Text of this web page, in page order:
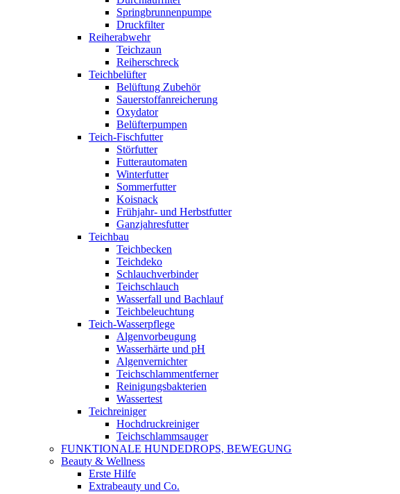
Springbrunnenpumpe
Druckfilter
Reiherabwehr
Teichzaun
Reiherschreck
Teichbelüfter
Belüftung Zubehör
Sauerstoffanreicherung
Oxydator
Belüfterpumpen
Teich-Fischfutter
Störfutter
Futterautomaten
Winterfutter
Sommerfutter
Koisnack
Frühjahr- und Herbstfutter
Ganzjahresfutter
Teichbau
Teichbecken
Teichdeko
Schlauchverbinder
Teichschlauch
Wasserfall und Bachlauf
Teichbeleuchtung
Teich-Wasserpflege
Algenvorbeugung
Wasserhärte und pH
Algenvernichter
Teichschlammentferner
Reinigungsbakterien
Wassertest
Teichreiniger
Hochdruckreiniger
Teichschlammsauger
FUNKTIONALE HUNDEDROPS, BEWEGUNG
Beauty & Wellness
Erste Hilfe
Extrabeauty und Co.